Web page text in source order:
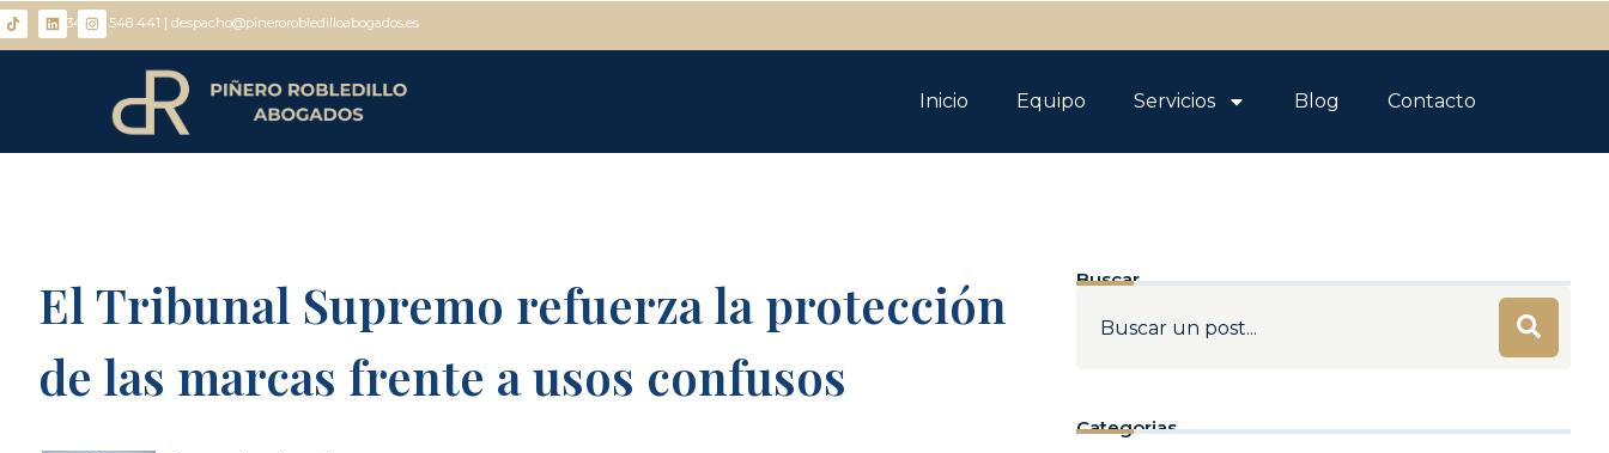
+ 34 671 548 441 | despacho@pinerorobledilloabogados.es
Inicio Equipo Servicios Blog Contacto
El Tribunal Supremo refuerza la protección
de las marcas frente a usos confusos
Buscar
Categorias